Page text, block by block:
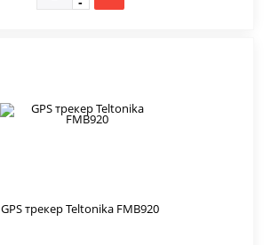
GPS трекер Teltonika FMB920